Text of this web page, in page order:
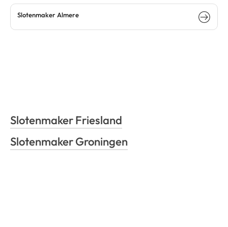
Slotenmaker Almere
Slotenmaker Friesland
Slotenmaker Groningen